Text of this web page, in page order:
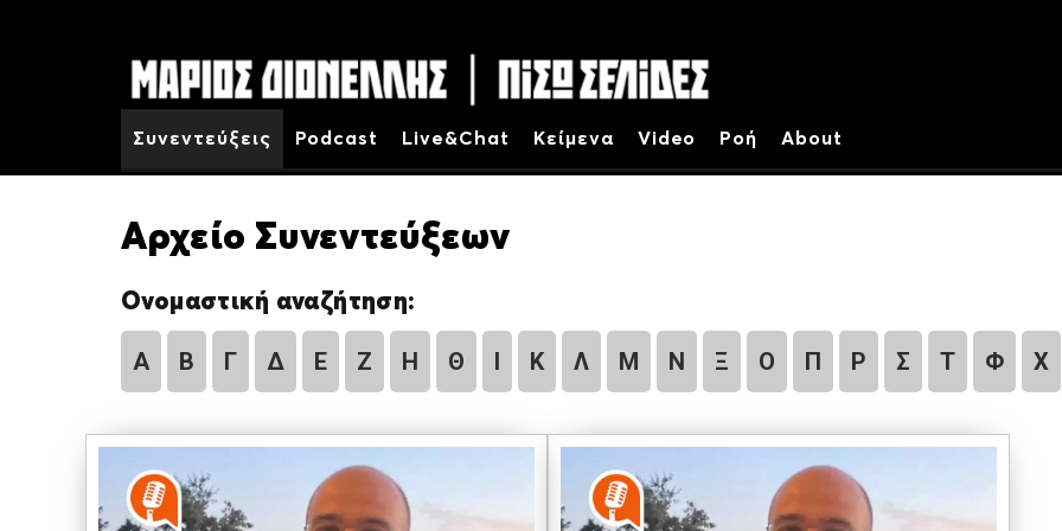
Συνεντεύξεις Podcast Live&Chat Κείμενα Video Ροή About
Αρχείο Συνεντεύξεων
Ονομαστική αναζήτηση:
Α Β Γ Δ Ε Ζ Η Θ Ι Κ Λ Μ Ν Ξ Ο Π Ρ Σ Τ Φ Χ